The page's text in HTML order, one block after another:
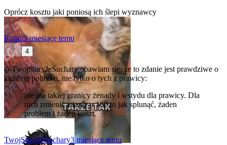
Oprócz kosztu jaki poniosą ich ślepi wyznawcy
Rafau3 miesiące temu
4
@TwojStaryJeSucharyobawiam się, że to zdanie jest prawdziwe o
każdym polityku, nie tylko o tych z prawicy:
nie ma takiej granicy żenady i wstydu dla prawicy. Dla
nich zmienić zdanie o 180 to jak splunąć, żaden
problem i żaden koszt.
TwojStaryJeSuchary3 miesiące temu